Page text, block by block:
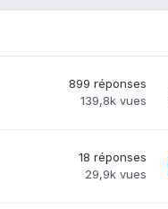
899 réponses
139,8k vues
18 réponses
29,9k vues